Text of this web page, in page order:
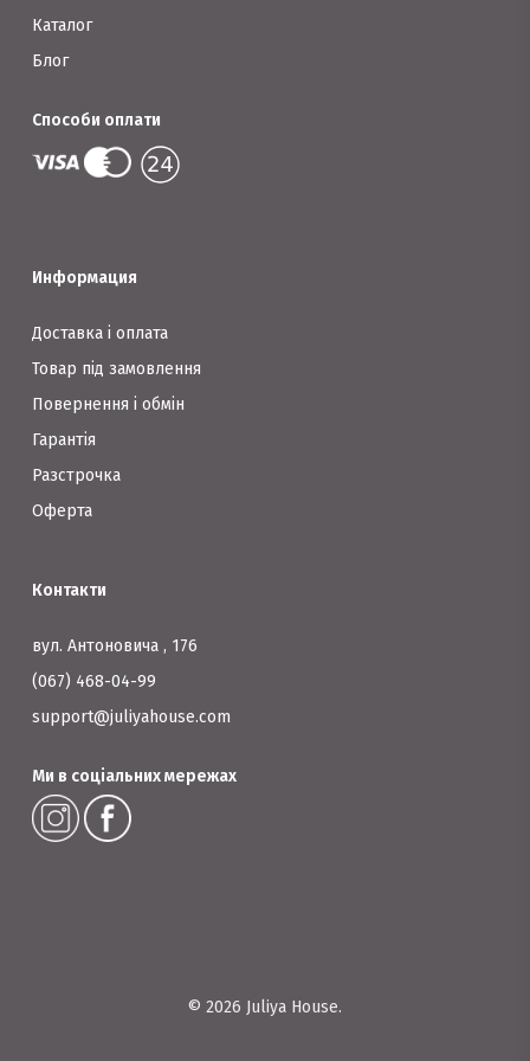
Каталог
Блог
Способи оплати
Информация
Доставка і оплата
Товар під замовлення
Повернення і обмін
Гарантія
Разстрочка
Оферта
Контакти
вул. Антоновича , 176
(067) 468-04-99
support@juliyahouse.com
Ми в соціальних мережах
© 2026 Juliya House.